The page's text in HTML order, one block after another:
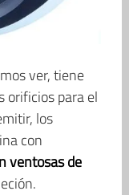
ver, tiene
orificios para el
los
con
ventosas de